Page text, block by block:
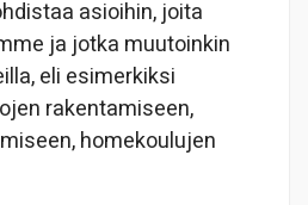
asioihin, joita
ja jotka muutoinkin
eli esimerkiksi
rakentamiseen,
homekoulujen